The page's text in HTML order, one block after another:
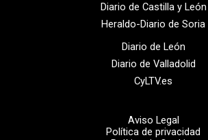
Diario de Castilla y León
Heraldo-Diario de Soria
Diario de León
Diario de Valladolid
CyLTV.es
Aviso Legal
Política de privacidad